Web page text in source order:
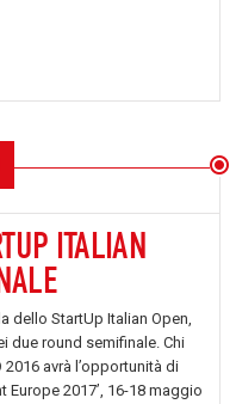
ITALIAN
dello StartUp Italian Open,
due round semifinale. Chi
avrà l’opportunità di
Europe 2017’, 16-18 maggio